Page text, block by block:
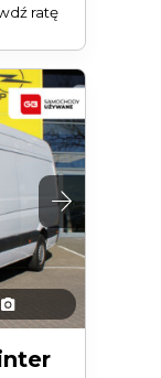
ratę